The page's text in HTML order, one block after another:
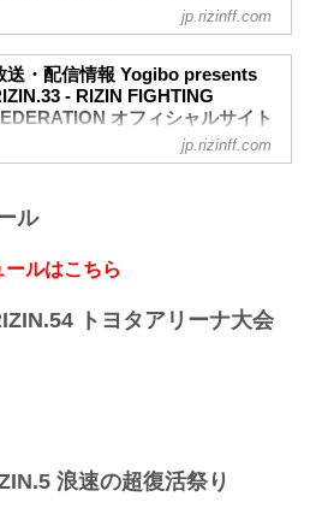
状は必要ありません。
会概要
称
了予定時間
合内容、イベント進行によって終了
了承ください。
jp.rizinff.com
送・配信情報 Yogibo presents
- RIZIN FIGHTING
オフィシャルサイト
月31日（金）さいたまスーパーアリー
場に行けない方は、Exciting RIZIN、
締めくくる格闘技の祭典 RIZIN.33を全
送・配信スケジュール一覧
前番組
jp.rizinff.com
ル
ルはこちら
トヨタアリーナ大会
浪速の超復活祭り